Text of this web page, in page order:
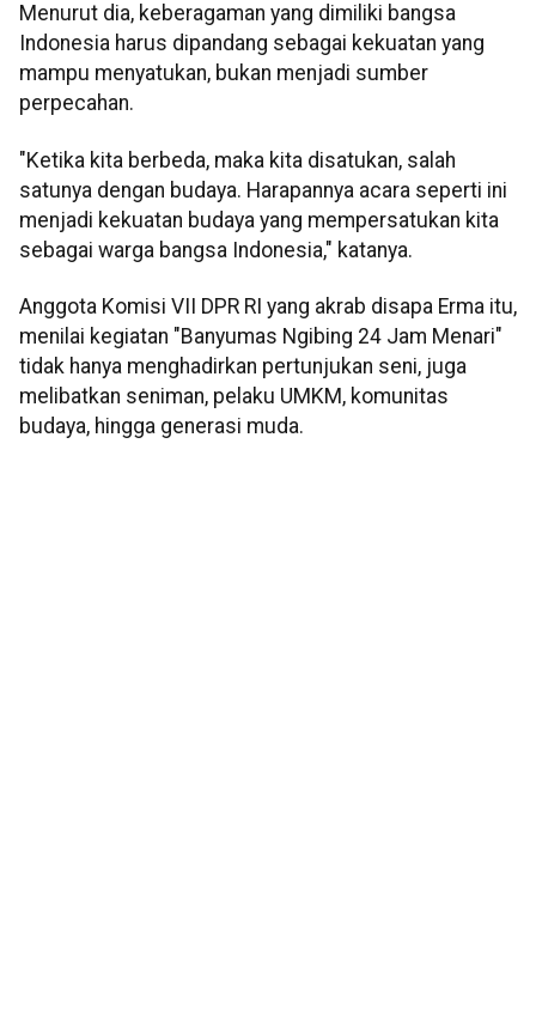
Menurut dia, keberagaman yang dimiliki bangsa
Indonesia harus dipandang sebagai kekuatan yang
mampu menyatukan, bukan menjadi sumber
perpecahan.
"Ketika kita berbeda, maka kita disatukan, salah
satunya dengan budaya. Harapannya acara seperti ini
menjadi kekuatan budaya yang mempersatukan kita
sebagai warga bangsa Indonesia," katanya.
Anggota Komisi VII DPR RI yang akrab disapa Erma itu,
menilai kegiatan "Banyumas Ngibing 24 Jam Menari"
tidak hanya menghadirkan pertunjukan seni, juga
melibatkan seniman, pelaku UMKM, komunitas
budaya, hingga generasi muda.